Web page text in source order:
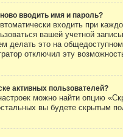
вводить имя и пароль?
входить при
вашей учетной
делать это на
отключил эту
активных пользователей?
можно найти опцию
вы будете скрытым